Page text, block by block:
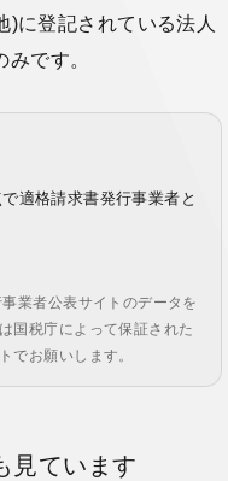
)に登記されている法人
です。
適格請求書発行事業者と
業者公表サイトのデータを
国税庁によって保証された
でお願いします。
見ています